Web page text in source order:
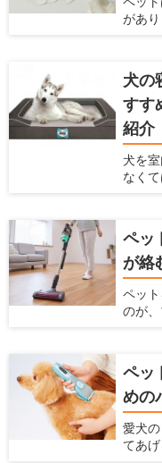
者向
じめ
があ
なっ
きる
でな
全性
は、
てい
犬の
すす
紹介
犬を
なく
マッ
の寝
は、
チェ
作り
か、
床を
とめ
ペッ
が絡
ペッ
のが
く故
ず、
て抜
こと
にく
にな
ペッ
めの
愛犬
てあ